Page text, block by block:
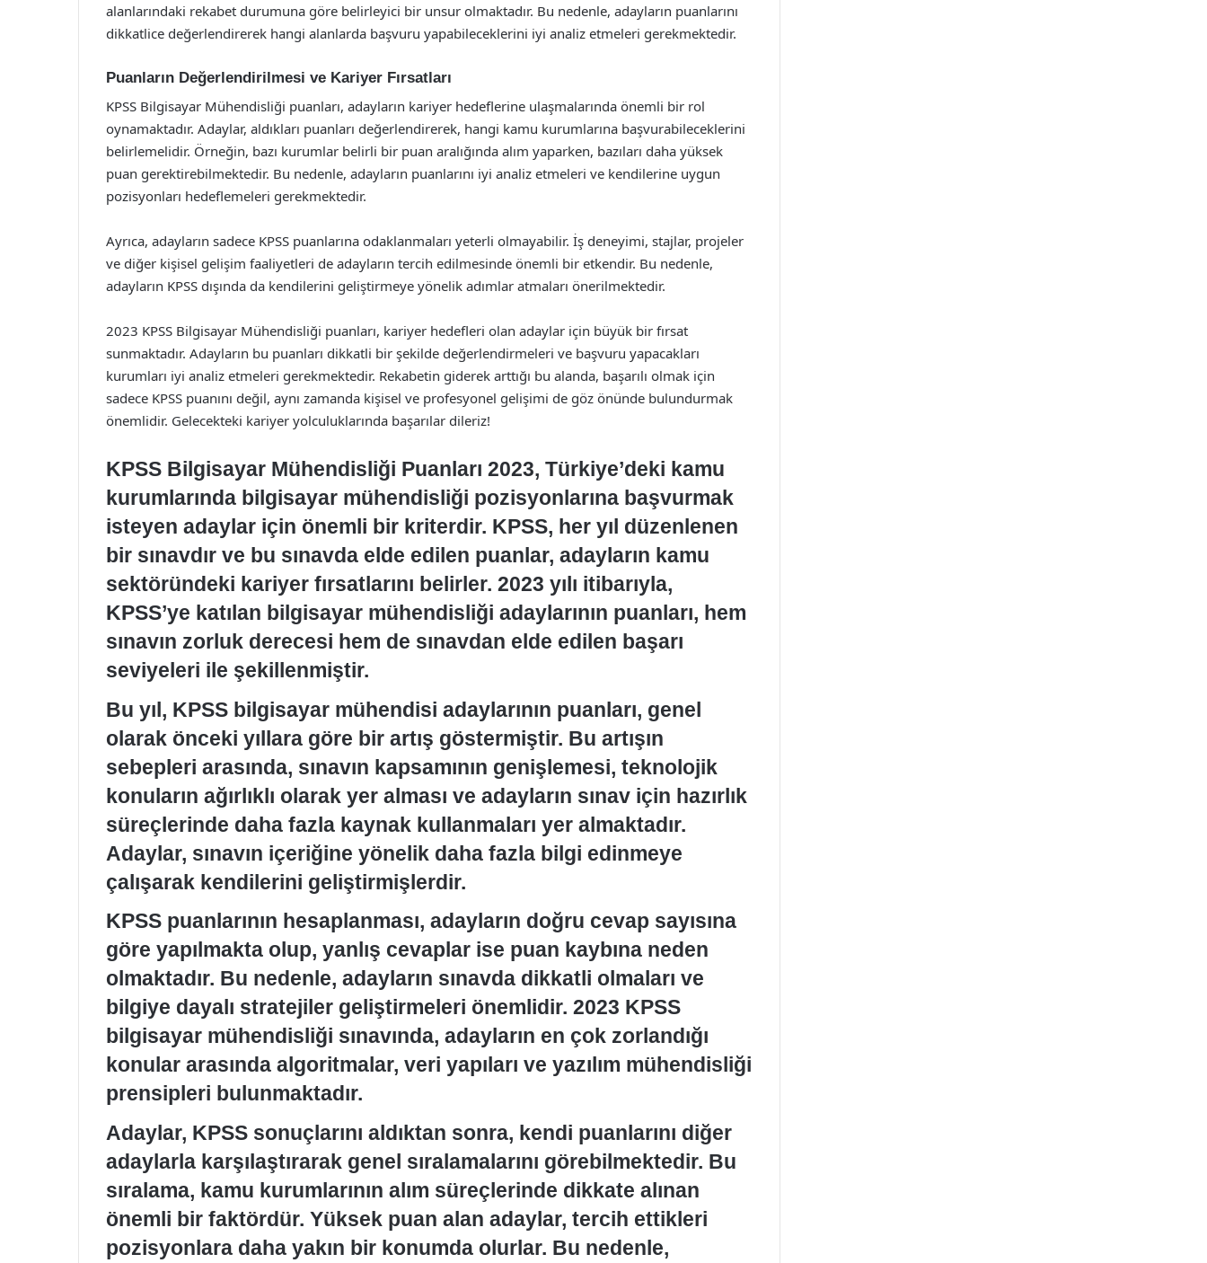
alanlarındaki rekabet durumuna göre belirleyici bir unsur olmaktadır. Bu nedenle, adayların puanlarını
dikkatlice değerlendirerek hangi alanlarda başvuru yapabileceklerini iyi analiz etmeleri gerekmektedir.
Puanların Değerlendirilmesi ve Kariyer Fırsatları
KPSS Bilgisayar Mühendisliği puanları, adayların kariyer hedeflerine ulaşmalarında önemli bir rol
oynamaktadır. Adaylar, aldıkları puanları değerlendirerek, hangi kamu kurumlarına başvurabileceklerini
belirlemelidir. Örneğin, bazı kurumlar belirli bir puan aralığında alım yaparken, bazıları daha yüksek
puan gerektirebilmektedir. Bu nedenle, adayların puanlarını iyi analiz etmeleri ve kendilerine uygun
pozisyonları hedeflemeleri gerekmektedir.
Ayrıca, adayların sadece KPSS puanlarına odaklanmaları yeterli olmayabilir. İş deneyimi, stajlar, projeler
ve diğer kişisel gelişim faaliyetleri de adayların tercih edilmesinde önemli bir etkendir. Bu nedenle,
adayların KPSS dışında da kendilerini geliştirmeye yönelik adımlar atmaları önerilmektedir.
2023 KPSS Bilgisayar Mühendisliği puanları, kariyer hedefleri olan adaylar için büyük bir fırsat
sunmaktadır. Adayların bu puanları dikkatli bir şekilde değerlendirmeleri ve başvuru yapacakları
kurumları iyi analiz etmeleri gerekmektedir. Rekabetin giderek arttığı bu alanda, başarılı olmak için
sadece KPSS puanını değil, aynı zamanda kişisel ve profesyonel gelişimi de göz önünde bulundurmak
önemlidir. Gelecekteki kariyer yolculuklarında başarılar dileriz!
KPSS Bilgisayar Mühendisliği Puanları 2023, Türkiye’deki kamu
kurumlarında bilgisayar mühendisliği pozisyonlarına başvurmak
isteyen adaylar için önemli bir kriterdir. KPSS, her yıl düzenlenen
bir sınavdır ve bu sınavda elde edilen puanlar, adayların kamu
sektöründeki kariyer fırsatlarını belirler. 2023 yılı itibarıyla,
KPSS’ye katılan bilgisayar mühendisliği adaylarının puanları, hem
sınavın zorluk derecesi hem de sınavdan elde edilen başarı
seviyeleri ile şekillenmiştir.
Bu yıl, KPSS bilgisayar mühendisi adaylarının puanları, genel
olarak önceki yıllara göre bir artış göstermiştir. Bu artışın
sebepleri arasında, sınavın kapsamının genişlemesi, teknolojik
konuların ağırlıklı olarak yer alması ve adayların sınav için hazırlık
süreçlerinde daha fazla kaynak kullanmaları yer almaktadır.
Adaylar, sınavın içeriğine yönelik daha fazla bilgi edinmeye
çalışarak kendilerini geliştirmişlerdir.
KPSS puanlarının hesaplanması, adayların doğru cevap sayısına
göre yapılmakta olup, yanlış cevaplar ise puan kaybına neden
olmaktadır. Bu nedenle, adayların sınavda dikkatli olmaları ve
bilgiye dayalı stratejiler geliştirmeleri önemlidir. 2023 KPSS
bilgisayar mühendisliği sınavında, adayların en çok zorlandığı
konular arasında algoritmalar, veri yapıları ve yazılım mühendisliği
prensipleri bulunmaktadır.
Adaylar, KPSS sonuçlarını aldıktan sonra, kendi puanlarını diğer
adaylarla karşılaştırarak genel sıralamalarını görebilmektedir. Bu
sıralama, kamu kurumlarının alım süreçlerinde dikkate alınan
önemli bir faktördür. Yüksek puan alan adaylar, tercih ettikleri
pozisyonlara daha yakın bir konumda olurlar. Bu nedenle,